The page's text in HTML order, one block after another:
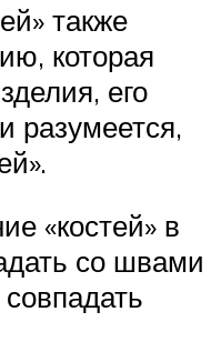
также
которая
его
разумеется,
«костей» в
со швами